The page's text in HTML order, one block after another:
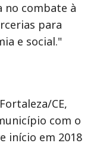
combate à
para
e social."
CE,
com o
início em 2018